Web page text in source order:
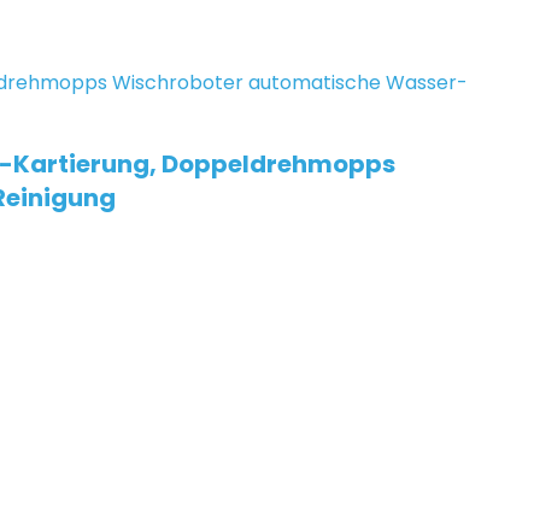
Kartierung, Doppeldrehmopps